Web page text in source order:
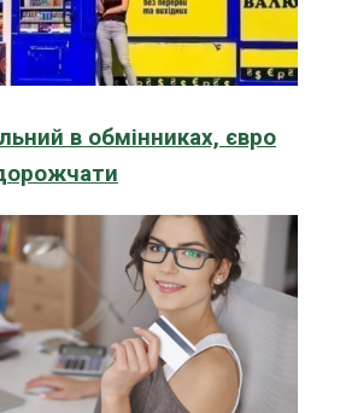
в обмінниках, євро